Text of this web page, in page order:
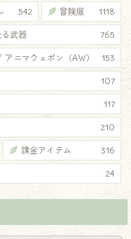
542 冒険服 1118
る武器 765
アニマウェポン（AW） 153
107
117
210
課金アイテム 316
24